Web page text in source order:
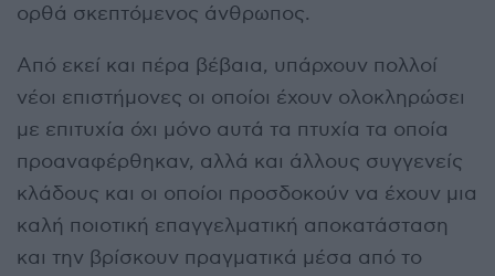
ορθά σκεπτόμενος άνθρωπος.
Από εκεί και πέρα βέβαια, υπάρχουν πολλοί
νέοι επιστήμονες οι οποίοι έχουν ολοκληρώσει
με επιτυχία όχι μόνο αυτά τα πτυχία τα οποία
προαναφέρθηκαν, αλλά και άλλους συγγενείς
κλάδους και οι οποίοι προσδοκούν να έχουν μια
καλή ποιοτική επαγγελματική αποκατάσταση
και την βρίσκουν πραγματικά μέσα από το